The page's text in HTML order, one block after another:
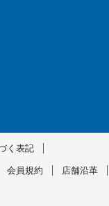
く表記
会員規約 店舗沿革